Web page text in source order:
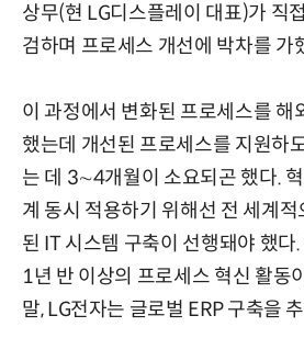
상무(현 LG디스플레이 대표)가 직
검하며 프로세스 개선에 박차를 가
이 과정에서 변화된 프로세스를 해
했는데 개선된 프로세스를 지원하
는 데 3∼4개월이 소요되곤 했다.
계 동시 적용하기 위해선 전 세계
된 IT 시스템 구축이 선행돼야 했다.
1년 반 이상의 프로세스 혁신 활동
말, LG전자는 글로벌 ERP 구축을